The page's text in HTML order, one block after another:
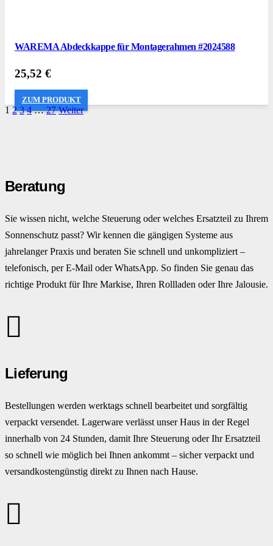
WAREMA Abdeckkappe für Montagerahmen #2024588
25,52 €
ZUM PRODUKT
1 2 3 4 … 27 Weiter
Beratung
Sie wissen nicht, welche Steuerung oder welches Ersatzteil zu Ihrem
Sonnenschutz passt? Wir kennen die gängigen Systeme aus
jahrelanger Praxis und beraten Sie schnell und unkompliziert –
telefonisch, per E-Mail oder WhatsApp. So finden Sie genau das
richtige Produkt für Ihre Markise, Ihren Rollladen oder Ihre Jalousie.
Lieferung
Bestellungen werden werktags schnell bearbeitet und sorgfältig
verpackt versendet. Lagerware verlässt unser Haus in der Regel
innerhalb von 24 Stunden, damit Ihre Steuerung oder Ihr Ersatzteil
so schnell wie möglich bei Ihnen ankommt – sicher verpackt und
versandkostengünstig direkt zu Ihnen nach Hause.